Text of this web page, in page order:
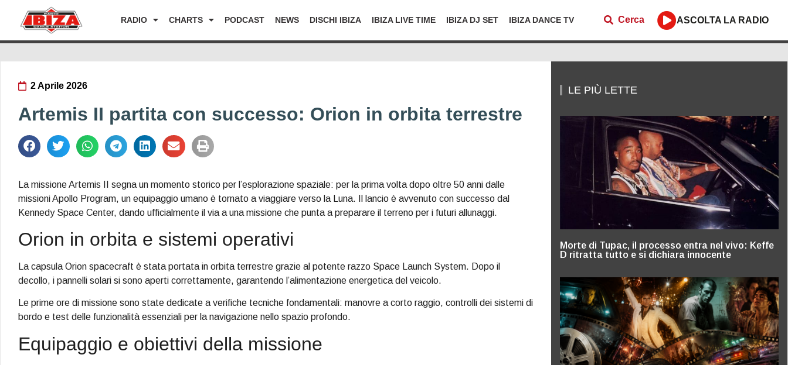
RADIO CHARTS PODCAST NEWS DISCHI IBIZA IBIZA LIVE TIME IBIZA DJ SET IBIZA DANCE TV Cerca ASCOLTA LA RADIO
2 Aprile 2026
Artemis II partita con successo: Orion in orbita terrestre
La missione Artemis II segna un momento storico per l’esplorazione spaziale: per la prima volta dopo oltre 50 anni dalle
missioni Apollo Program, un equipaggio umano è tornato a viaggiare verso la Luna. Il lancio è avvenuto con successo dal
Kennedy Space Center, dando ufficialmente il via a una missione che punta a preparare il terreno per i futuri allunaggi.
Orion in orbita e sistemi operativi
La capsula Orion spacecraft è stata portata in orbita terrestre grazie al potente razzo Space Launch System. Dopo il
decollo, i pannelli solari si sono aperti correttamente, garantendo l’alimentazione energetica del veicolo.
Le prime ore di missione sono state dedicate a verifiche tecniche fondamentali: manovre a corto raggio, controlli dei sistemi di
bordo e test delle funzionalità essenziali per la navigazione nello spazio profondo.
Equipaggio e obiettivi della missione
LE PIÙ LETTE
Morte di Tupac, il processo entra nel vivo: Keffe
D ritratta tutto e si dichiara innocente